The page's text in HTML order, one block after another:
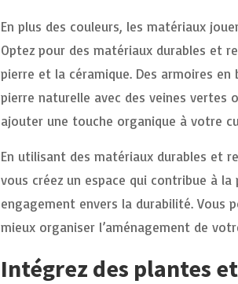
En plus des couleurs, les matériaux
Optez pour des matériaux durables et
pierre et la céramique. Des armoires
pierre naturelle avec des veines vertes
ajouter une touche organique à votre
En utilisant des matériaux durables et
vous créez un espace qui contribue à
engagement envers la durabilité. Vous
mieux organiser l’aménagement de
Intégrez des plantes